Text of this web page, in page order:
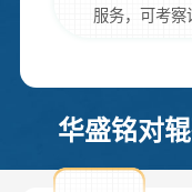
服务，可考察
华盛铭对